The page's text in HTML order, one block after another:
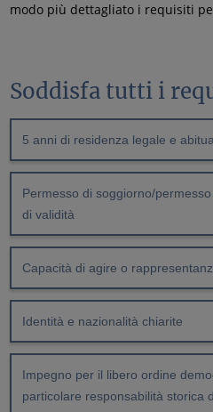
modo più dettagliato i requisiti
Soddisfa tutti i
5 anni di residenza legale e
Permesso di soggiorno/
di validità
Capacità di agire o
Identità e nazionalità chiarite
Impegno per il libero ordine
particolare responsabilità storica